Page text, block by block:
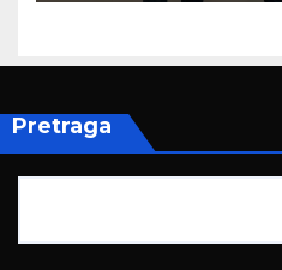
zapošljavanja
Pretraga